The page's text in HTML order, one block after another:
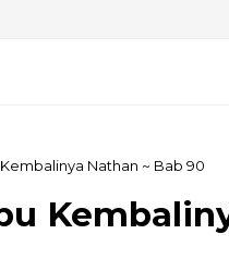
Nathan ~ Bab 90